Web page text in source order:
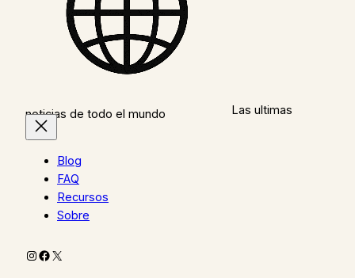
Las ultimas
noticias de todo el mundo
Blog
FAQ
Recursos
Sobre
Instagram
Facebook
X